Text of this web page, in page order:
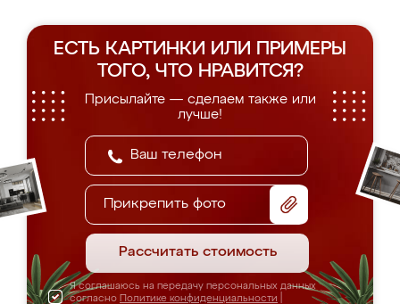
ЕСТЬ КАРТИНКИ ИЛИ ПРИМЕРЫ
ТОГО, ЧТО НРАВИТСЯ?
Присылайте — сделаем также или
лучше!
Прикрепить фото
Рассчитать стоимость
Я соглашаюсь на передачу персональных данных
согласно Политике конфиденциальности